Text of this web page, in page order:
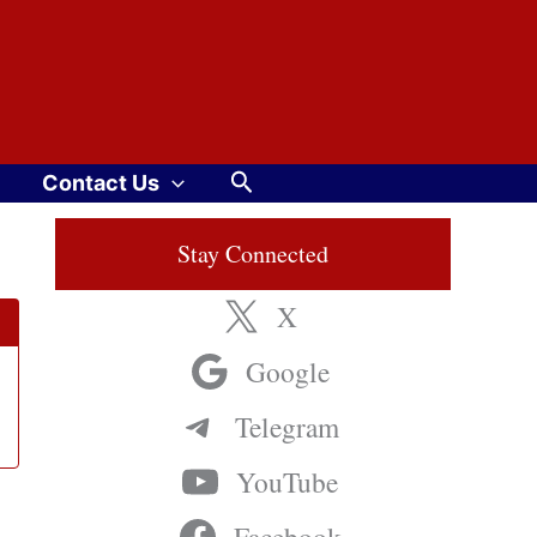
Contact Us Search
Stay Connected
X
Google
Telegram
YouTube